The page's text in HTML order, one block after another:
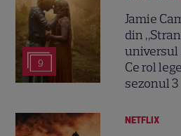
9
Jamie
din
universul
Ce rol
sezonul 3
NETFLIX